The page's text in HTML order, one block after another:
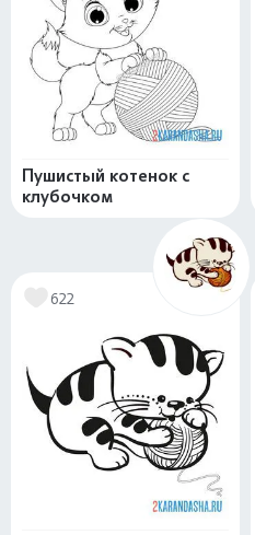
Пушистый котенок с
клубочком
622